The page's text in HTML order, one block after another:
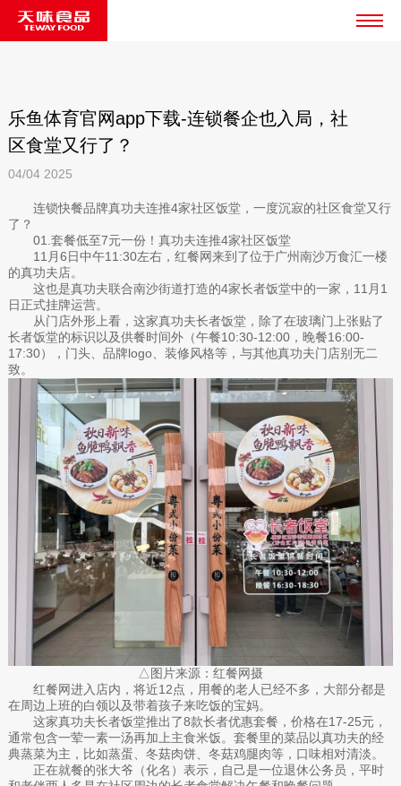
乐鱼体育官网app下载-连锁餐企也入局，社
区食堂又行了？
04/04 2025
连锁快餐品牌真功夫连推4家社区饭堂，一度沉寂的社区食堂又行
了？
01.套餐低至7元一份！真功夫连推4家社区饭堂
11月6日中午11:30左右，红餐网来到了位于广州南沙万食汇一楼
的真功夫店。
这也是真功夫联合南沙街道打造的4家长者饭堂中的一家，11月1
日正式挂牌运营。
从门店外形上看，这家真功夫长者饭堂，除了在玻璃门上张贴了
长者饭堂的标识以及供餐时间外（午餐10:30-12:00，晚餐16:00-
17:30），门头、品牌logo、装修风格等，与其他真功夫门店别无二
致。
△图片来源：红餐网摄
红餐网进入店内，将近12点，用餐的老人已经不多，大部分都是
在周边上班的白领以及带着孩子来吃饭的宝妈。
这家真功夫长者饭堂推出了8款长者优惠套餐，价格在17-25元，
通常包含一荤一素一汤再加上主食米饭。套餐里的菜品以真功夫的经
典蒸菜为主，比如蒸蛋、冬菇肉饼、冬菇鸡腿肉等，口味相对清淡。
正在就餐的张大爷（化名）表示，自己是一位退休公务员，平时